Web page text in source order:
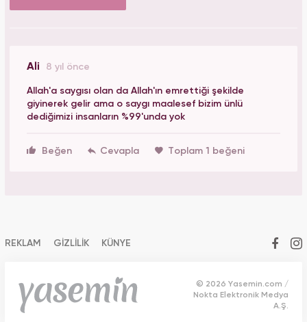
Ali 8 yıl önce
Allah'a saygısı olan da Allah'ın emrettiği şekilde
giyinerek gelir ama o saygı maalesef bizim ünlü
dediğimizi insanların %99'unda yok
Beğen Toplam 1 beğeni
REKLAM GİZLİLİK KÜNYE
© 2026 Yasemin.com /
Nokta Elektronik Medya
A.Ş.